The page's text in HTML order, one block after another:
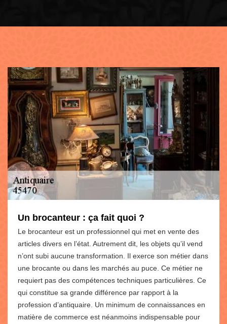
Un brocanteur : ça fait quoi ?
Le brocanteur est un professionnel qui met en vente des
articles divers en l’état. Autrement dit, les objets qu’il vend
n’ont subi aucune transformation. Il exerce son métier dans
une brocante ou dans les marchés au puce. Ce métier ne
requiert pas des compétences techniques particulières. Ce
qui constitue sa grande différence par rapport à la
profession d’antiquaire. Un minimum de connaissances en
matière de commerce est néanmoins indispensable pour